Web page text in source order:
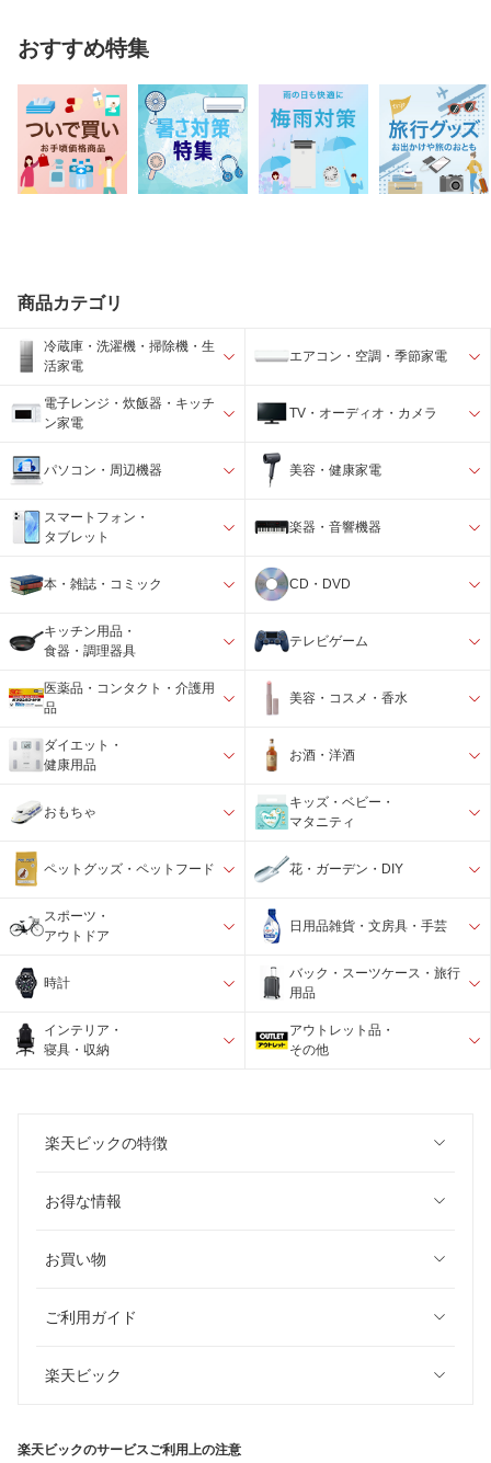
おすすめ特集
商品カテゴリ
冷蔵庫・洗濯機・掃除機・生
活家電
エアコン・空調・季節家電
電子レンジ・炊飯器・キッチ
ン家電
TV・オーディオ・カメラ
パソコン・周辺機器 美容・健康家電
スマートフォン・
タブレット
楽器・音響機器
本・雑誌・コミック CD・DVD
キッチン用品・
食器・調理器具
テレビゲーム
医薬品・コンタクト・介護用
品
美容・コスメ・香水
ダイエット・
健康用品
お酒・洋酒
おもちゃ
キッズ・ベビー・
マタニティ
ペットグッズ・ペットフード 花・ガーデン・DIY
スポーツ・
アウトドア
日用品雑貨・文房具・手芸
時計
バック・スーツケース・旅行
用品
インテリア・
寝具・収納
アウトレット品・
その他
楽天ビックの特徴
お得な情報
お買い物
ご利用ガイド
楽天ビック
楽天ビックのサービスご利用上の注意